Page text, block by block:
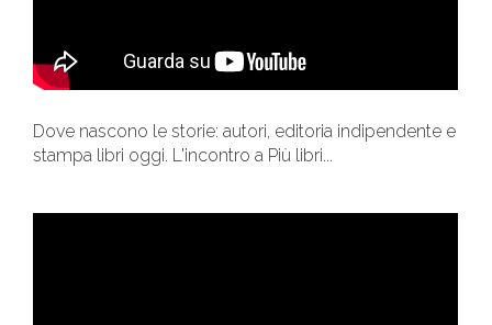
Dove nascono le storie: autori, editoria indipendente e
stampa libri oggi. L'incontro a Più libri...